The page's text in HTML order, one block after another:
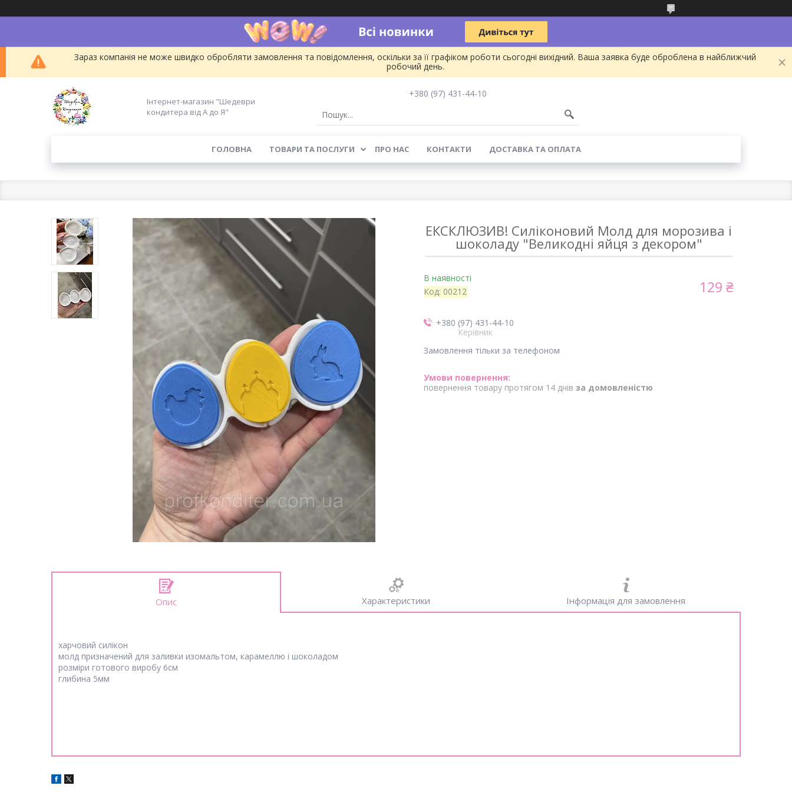
Зараз компанія не може швидко обробляти замовлення та повідомлення, оскільки за її графіком роботи сьогодні вихідний. Ваша заявка буде оброблена в найближчий
робочий день.
Інтернет-магазин "Шедеври
кондитера від А до Я"
+380 (97) 431-44-10
ГОЛОВНА ТОВАРИ ТА ПОСЛУГИ ПРО НАС КОНТАКТИ ДОСТАВКА ТА ОПЛАТА
ЕКСКЛЮЗИВ! Силіконовий Молд для морозива і
шоколаду "Великодні яйця з декором"
В наявності
Код: 00212 129 ₴
+380 (97) 431-44-10
Керівник
Замовлення тільки за телефоном
повернення товару протягом 14 днів за домовленістю
Опис Характеристики Інформація для замовлення
харчовий силікон
молд призначений для заливки изомальтом, карамеллю і шоколадом
розміри готового виробу 6см
глибина 5мм